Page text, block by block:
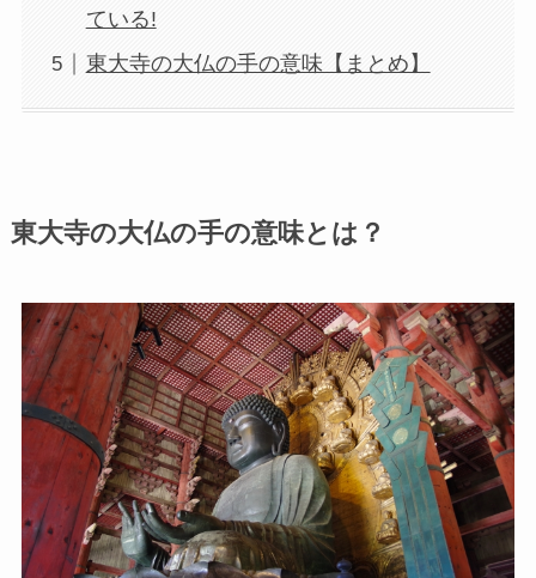
ている!
東大寺の大仏の手の意味【まとめ】
東大寺の大仏の手の意味とは？